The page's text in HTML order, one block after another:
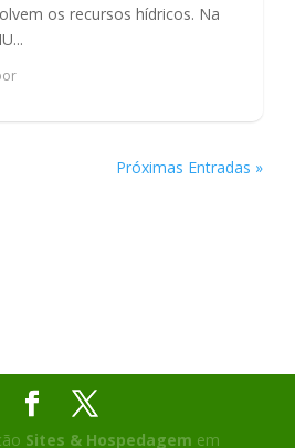
os recursos hídricos. Na
Próximas Entradas »
Sites & Hospedagem em